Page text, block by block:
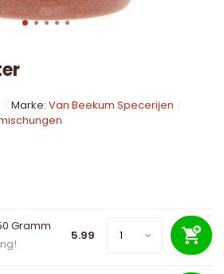
Marke: Van Beekum Specerijen
Gramm
5.99